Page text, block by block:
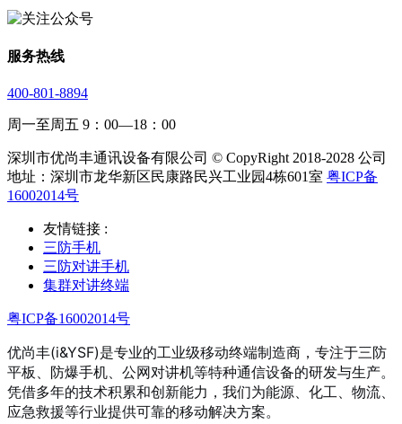
服务热线
400-801-8894
周一至周五 9：00—18：00
深圳市优尚丰通讯设备有限公司 © CopyRight 2018-2028 公司
地址：深圳市龙华新区民康路民兴工业园4栋601室 粤ICP备
16002014号
友情链接 :
三防手机
三防对讲手机
集群对讲终端
粤ICP备16002014号
优尚丰(i&YSF)是专业的工业级移动终端制造商，专注于三防
平板、防爆手机、公网对讲机等特种通信设备的研发与生产。
凭借多年的技术积累和创新能力，我们为能源、化工、物流、
应急救援等行业提供可靠的移动解决方案。